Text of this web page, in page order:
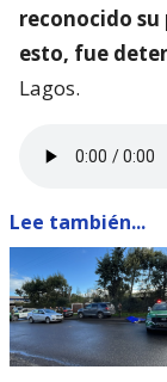
reconocido
esto, fue
Lagos.
Lee también...